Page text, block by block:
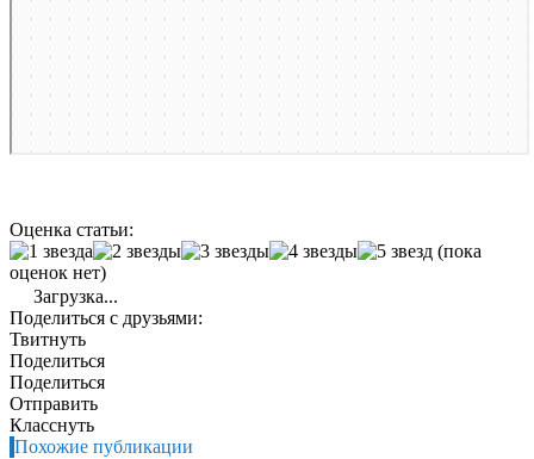
Оценка статьи:
(пока
оценок нет)
Загрузка...
Поделиться с друзьями:
Твитнуть
Поделиться
Поделиться
Отправить
Класснуть
Похожие публикации